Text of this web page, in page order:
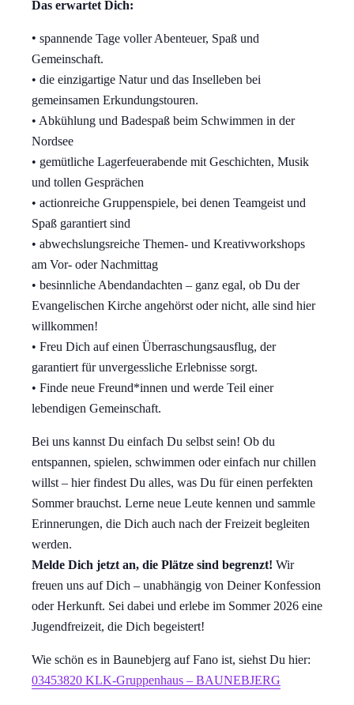
Das erwartet Dich:
• spannende Tage voller Abenteuer, Spaß und
Gemeinschaft.
• die einzigartige Natur und das Inselleben bei
gemeinsamen Erkundungstouren.
• Abkühlung und Badespaß beim Schwimmen in der
Nordsee
• gemütliche Lagerfeuerabende mit Geschichten, Musik
und tollen Gesprächen
• actionreiche Gruppenspiele, bei denen Teamgeist und
Spaß garantiert sind
• abwechslungsreiche Themen- und Kreativworkshops
am Vor- oder Nachmittag
• besinnliche Abendandachten – ganz egal, ob Du der
Evangelischen Kirche angehörst oder nicht, alle sind hier
willkommen!
• Freu Dich auf einen Überraschungsausflug, der
garantiert für unvergessliche Erlebnisse sorgt.
• Finde neue Freund*innen und werde Teil einer
lebendigen Gemeinschaft.
Bei uns kannst Du einfach Du selbst sein! Ob du
entspannen, spielen, schwimmen oder einfach nur chillen
willst – hier findest Du alles, was Du für einen perfekten
Sommer brauchst. Lerne neue Leute kennen und sammle
Erinnerungen, die Dich auch nach der Freizeit begleiten
werden.
Melde Dich jetzt an, die Plätze sind begrenzt! Wir
freuen uns auf Dich – unabhängig von Deiner Konfession
oder Herkunft. Sei dabei und erlebe im Sommer 2026 eine
Jugendfreizeit, die Dich begeistert!
Wie schön es in Baunebjerg auf Fano ist, siehst Du hier:
03453820 KLK-Gruppenhaus – BAUNEBJERG